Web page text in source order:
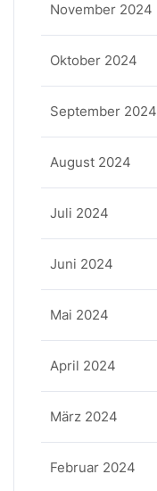
November 2024
Oktober 2024
September 2024
August 2024
Juli 2024
Juni 2024
Mai 2024
April 2024
März 2024
Februar 2024